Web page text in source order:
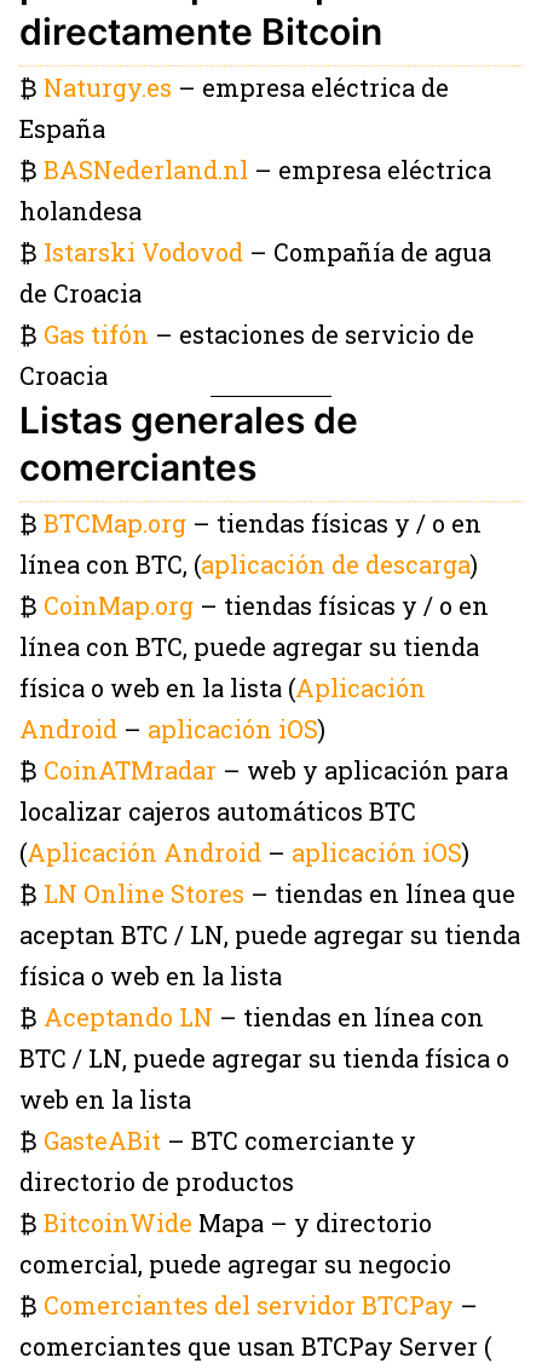
directamente Bitcoin
₿ Naturgy.es – empresa eléctrica de
España
₿ BASNederland.nl – empresa eléctrica
holandesa
₿ Istarski Vodovod – Compañía de agua
de Croacia
₿ Gas tifón – estaciones de servicio de
Croacia
Listas generales de
comerciantes
₿ BTCMap.org – tiendas físicas y / o en
línea con BTC, (aplicación de descarga)
₿ CoinMap.org – tiendas físicas y / o en
línea con BTC, puede agregar su tienda
física o web en la lista (Aplicación
Android – aplicación iOS)
₿ CoinATMradar – web y aplicación para
localizar cajeros automáticos BTC
(Aplicación Android – aplicación iOS)
₿ LN Online Stores – tiendas en línea que
aceptan BTC / LN, puede agregar su tienda
física o web en la lista
₿ Aceptando LN – tiendas en línea con
BTC / LN, puede agregar su tienda física o
web en la lista
₿ GasteABit – BTC comerciante y
directorio de productos
₿ BitcoinWide Mapa – y directorio
comercial, puede agregar su negocio
₿ Comerciantes del servidor BTCPay –
comerciantes que usan BTCPay Server (